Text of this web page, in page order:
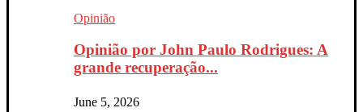
Opinião
Opinião por John Paulo Rodrigues: A
grande recuperação...
June 5, 2026